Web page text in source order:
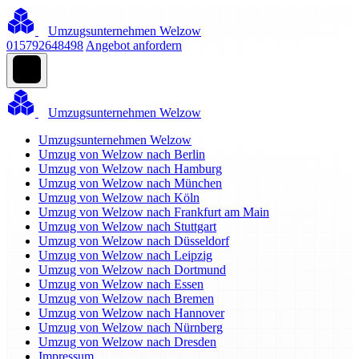
Umzugsunternehmen Welzow
015792648498 Angebot anfordern
Umzugsunternehmen Welzow
Umzugsunternehmen Welzow
Umzug von Welzow nach Berlin
Umzug von Welzow nach Hamburg
Umzug von Welzow nach München
Umzug von Welzow nach Köln
Umzug von Welzow nach Frankfurt am Main
Umzug von Welzow nach Stuttgart
Umzug von Welzow nach Düsseldorf
Umzug von Welzow nach Leipzig
Umzug von Welzow nach Dortmund
Umzug von Welzow nach Essen
Umzug von Welzow nach Bremen
Umzug von Welzow nach Hannover
Umzug von Welzow nach Nürnberg
Umzug von Welzow nach Dresden
Impressum